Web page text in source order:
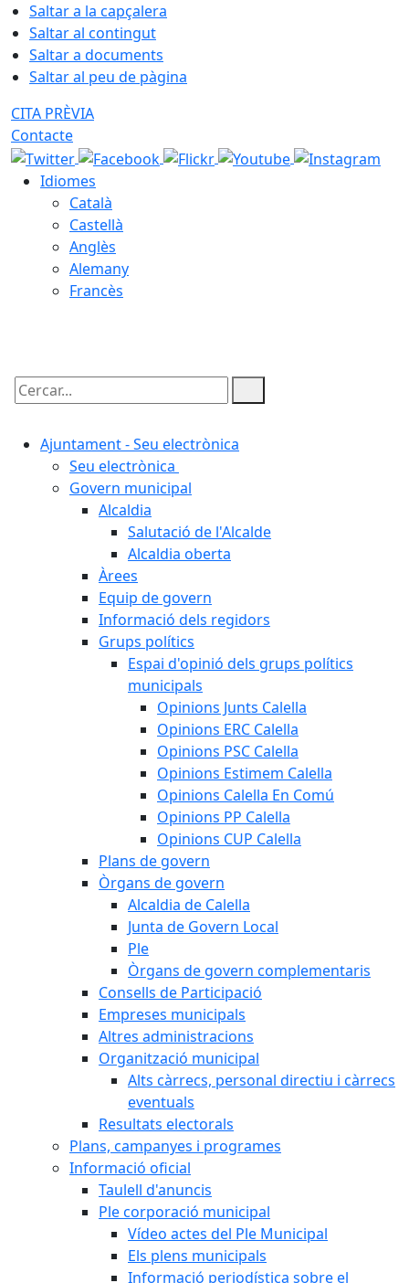
Saltar a la capçalera
Saltar al contingut
Saltar a documents
Saltar al peu de pàgina
CITA PRÈVIA
Contacte
Idiomes
Català
Castellà
Anglès
Alemany
Francès
Cercar:
Ajuntament - Seu electrònica
Seu electrònica
Govern municipal
Alcaldia
Salutació de l'Alcalde
Alcaldia oberta
Àrees
Equip de govern
Informació dels regidors
Grups polítics
Espai d'opinió dels grups polítics
municipals
Opinions Junts Calella
Opinions ERC Calella
Opinions PSC Calella
Opinions Estimem Calella
Opinions Calella En Comú
Opinions PP Calella
Opinions CUP Calella
Plans de govern
Òrgans de govern
Alcaldia de Calella
Junta de Govern Local
Ple
Òrgans de govern complementaris
Consells de Participació
Empreses municipals
Altres administracions
Organització municipal
Alts càrrecs, personal directiu i càrrecs
eventuals
Resultats electorals
Plans, campanyes i programes
Informació oficial
Taulell d'anuncis
Ple corporació municipal
Vídeo actes del Ple Municipal
Els plens municipals
Informació periodística sobre el